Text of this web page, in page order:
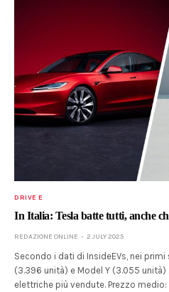
DRIVE E
In Italia: Tesla batte tutti, anche
REDAZIONE ONLINE 2 JULY 2025
Secondo i dati di InsideEVs, nei
(3.396 unità) e Model Y (3.055
elettriche più vendute. Prezzo